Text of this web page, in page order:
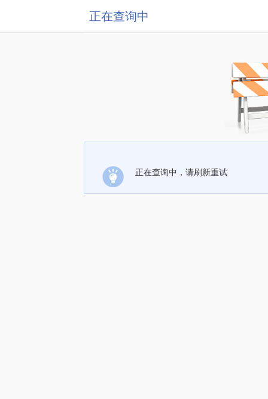
正在查询中
正在查询中，请刷新重试